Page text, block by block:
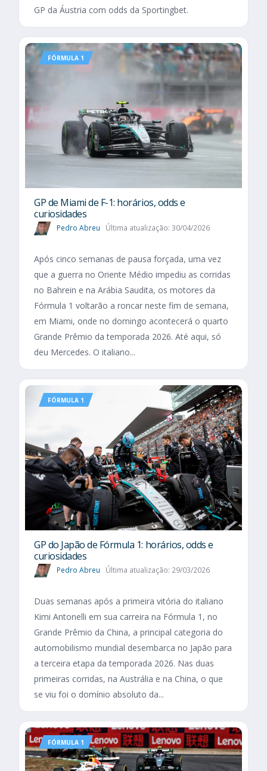
GP da Áustria com odds da Sportingbet.
FÓRMULA 1
GP de Miami de F-1: horários, odds e
curiosidades
Pedro Abreu Última atualização: 30/04/2026
Após cinco semanas de pausa forçada, uma vez
que a guerra no Oriente Médio impediu as corridas
no Bahrein e na Arábia Saudita, os motores da
Fórmula 1 voltarão a roncar neste fim de semana,
em Miami, onde no domingo acontecerá o quarto
Grande Prêmio da temporada 2026. Até aqui, só
deu Mercedes. O italiano...
FÓRMULA 1
GP do Japão de Fórmula 1: horários, odds e
curiosidades
Pedro Abreu Última atualização: 29/03/2026
Duas semanas após a primeira vitória do italiano
Kimi Antonelli em sua carreira na Fórmula 1, no
Grande Prêmio da China, a principal categoria do
automobilismo mundial desembarca no Japão para
a terceira etapa da temporada 2026. Nas duas
primeiras corridas, na Austrália e na China, o que
se viu foi o domínio absoluto da...
FÓRMULA 1